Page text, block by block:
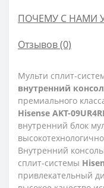
ПОЧЕМУ С НАМИ
Отзывов (0)
Мульти сплит-
внутренний
премиального
Hisense AKT-
внутренний блок
Внутренний
сплит-системы
привлекательный